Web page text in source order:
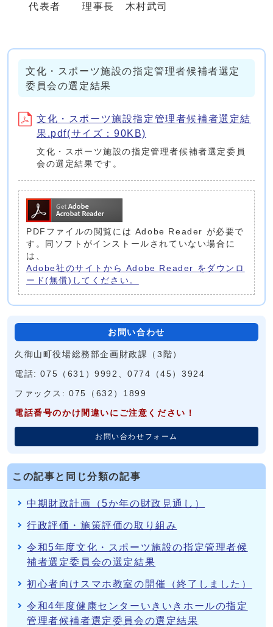
代表者 理事長 木村武司
文化・スポーツ施設の指定管理者候補者選定
委員会の選定結果
文化・スポーツ施設指定管理者候補者選定結
果.pdf(サイズ：90KB)
文化・スポーツ施設の指定管理者候補者選定委員
会の選定結果です。
PDFファイルの閲覧には Adobe Reader が必要で
す。同ソフトがインストールされていない場合に
は、
Adobe社のサイトから Adobe Reader をダウンロ
ード(無償)してください。
お問い合わせ
久御山町役場総務部企画財政課（3階）
電話: 075（631）9992、0774（45）3924
ファックス: 075（632）1899
電話番号のかけ間違いにご注意ください！
お問い合わせフォーム
この記事と同じ分類の記事
中期財政計画（5か年の財政見通し）
行政評価・施策評価の取り組み
令和5年度文化・スポーツ施設の指定管理者候
補者選定委員会の選定結果
初心者向けスマホ教室の開催（終了しました）
令和4年度健康センターいきいきホールの指定
管理者候補者選定委員会の選定結果